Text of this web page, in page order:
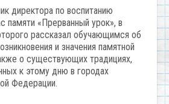
директора по воспитанию
памяти «Прерванный урок», в
рассказал обучающимся об
и значения памятной
о существующих традициях,
к этому дню в городах
Федерации.